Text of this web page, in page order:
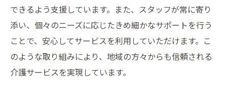
できるよう支援しています。また、スタッフが常に寄り
添い、個々のニーズに応じたきめ細かなサポートを行う
ことで、安心してサービスを利用していただけます。こ
のような取り組みにより、地域の方々からも信頼される
介護サービスを実現しています。